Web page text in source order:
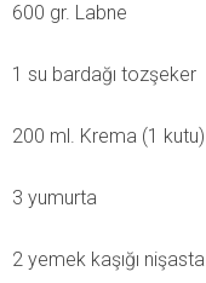
600 gr. Labne
1 su bardağı tozşeker
200 ml. Krema (1 kutu)
3 yumurta
2 yemek kaşığı nişasta